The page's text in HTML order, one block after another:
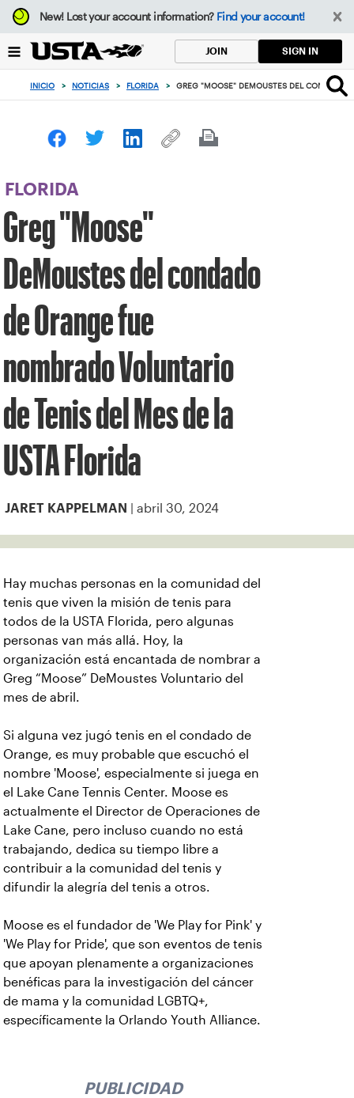
Enfoque
desde
botón
volver
principio
New!Lost your account information? Find your account!
JOIN SIGN IN
INICIO > NOTICIAS > FLORIDA > GREG "MOOSE" DEMOUSTES DEL CONDADO
FLORIDA
Greg "Moose"
DeMoustes del condado
de Orange fue
nombrado Voluntario
de Tenis del Mes de la
USTA Florida
JARET KAPPELMAN | abril 30, 2024
Hay muchas personas en la comunidad del
tenis que viven la misión de tenis para
todos de la USTA Florida, pero algunas
personas van más allá. Hoy, la
organización está encantada de nombrar a
Greg “Moose” DeMoustes Voluntario del
mes de abril.
Si alguna vez jugó tenis en el condado de
Orange, es muy probable que escuchó el
nombre 'Moose', especialmente si juega en
el Lake Cane Tennis Center. Moose es
actualmente el Director de Operaciones de
Lake Cane, pero incluso cuando no está
trabajando, dedica su tiempo libre a
contribuir a la comunidad del tenis y
difundir la alegría del tenis a otros.
Moose es el fundador de 'We Play for Pink' y
'We Play for Pride', que son eventos de tenis
que apoyan plenamente a organizaciones
benéficas para la investigación del cáncer
de mama y la comunidad LGBTQ+,
específicamente la Orlando Youth Alliance.
PUBLICIDAD